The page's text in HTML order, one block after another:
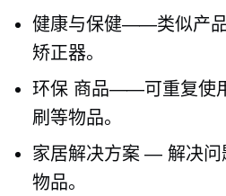
健康与保健——类似产
矫正器。
环保 商品——可重复使
刷等物品。
家居解决方案 —解决问
物品。